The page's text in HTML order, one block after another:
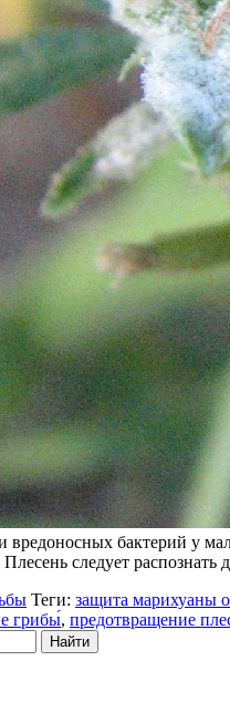
вредоносных бактерий у
Плесень следует
Теги: защита марихуаны
грибы́, предотвращение